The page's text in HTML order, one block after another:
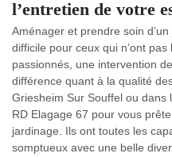
l’entretien de votre
Aménager et prendre soin
difficile pour ceux qui n’ont
passionnés, une intervention
différence quant à la qualité
Griesheim Sur Souffel ou dans
RD Elagage 67 pour vous
jardinage. Ils ont toutes les
somptueux avec une belle